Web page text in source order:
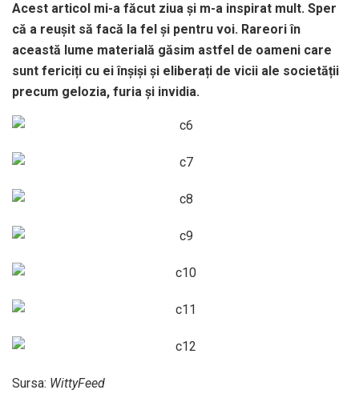
Acest articol mi-a făcut ziua și m-a inspirat mult. Sper
că a reușit să facă la fel și pentru voi. Rareori în
această lume materială găsim astfel de oameni care
sunt fericiți cu ei înșiși și eliberați de vicii ale societății
precum gelozia, furia și invidia.
Sursa: WittyFeed